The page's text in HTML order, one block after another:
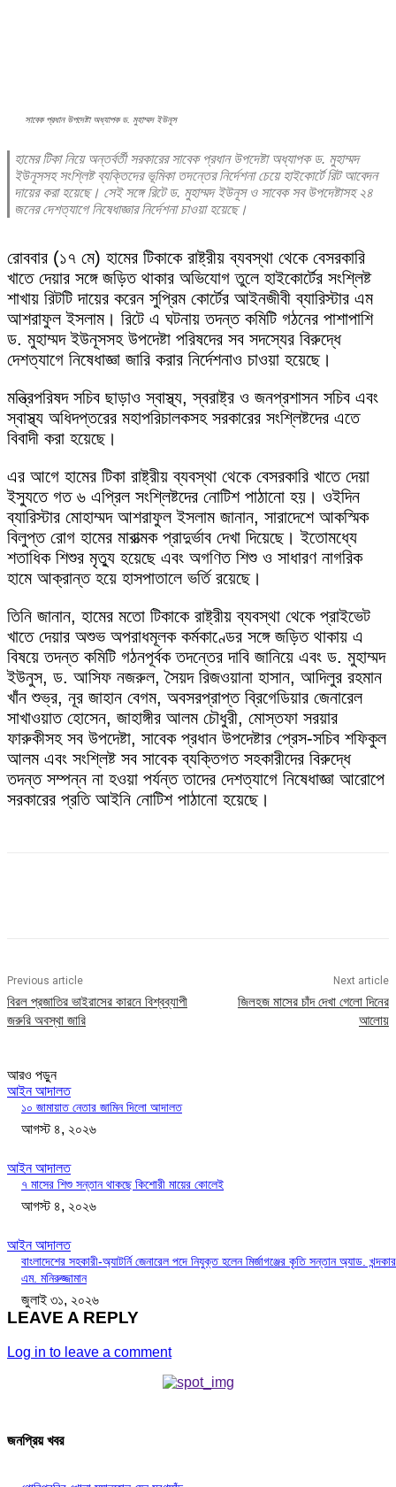
সাবেক প্রধান উপদেষ্টা অধ্যাপক ড. মুহাম্মদ ইউনূস
হামের টিকা নিয়ে অন্তর্বর্তী সরকারের সাবেক প্রধান উপদেষ্টা অধ্যাপক ড. মুহাম্মদ
ইউনূসসহ সংশ্লিষ্ট ব্যক্তিদের ভূমিকা তদন্তের নির্দেশনা চেয়ে হাইকোর্টে রিট আবেদন
দায়ের করা হয়েছে। সেই সঙ্গে রিটে ড. মুহাম্মদ ইউনূস ও সাবেক সব উপদেষ্টাসহ ২৪
জনের দেশত্যাগে নিষেধাজ্ঞার নির্দেশনা চাওয়া হয়েছে।
রোববার (১৭ মে) হামের টিকাকে রাষ্ট্রীয় ব্যবস্থা থেকে বেসরকারি
খাতে দেয়ার সঙ্গে জড়িত থাকার অভিযোগ তুলে হাইকোর্টের সংশ্লিষ্ট
শাখায় রিটটি দায়ের করেন সুপ্রিম কোর্টের আইনজীবী ব্যারিস্টার এম
আশরাফুল ইসলাম। রিটে এ ঘটনায় তদন্ত কমিটি গঠনের পাশাপাশি
ড. মুহাম্মদ ইউনূসসহ উপদেষ্টা পরিষদের সব সদস্যের বিরুদ্ধে
দেশত্যাগে নিষেধাজ্ঞা জারি করার নির্দেশনাও চাওয়া হয়েছে।
মন্ত্রিপরিষদ সচিব ছাড়াও স্বাস্থ্য, স্বরাষ্ট্র ও জনপ্রশাসন সচিব এবং
স্বাস্থ্য অধিদপ্তরের মহাপরিচালকসহ সরকারের সংশ্লিষ্টদের এতে
বিবাদী করা হয়েছে।
এর আগে হামের টিকা রাষ্ট্রীয় ব্যবস্থা থেকে বেসরকারি খাতে দেয়া
ইস্যুতে গত ৬ এপ্রিল সংশ্লিষ্টদের নোটিশ পাঠানো হয়। ওইদিন
ব্যারিস্টার মোহাম্মদ আশরাফুল ইসলাম জানান, সারাদেশে আকস্মিক
বিলুপ্ত রোগ হামের মারাত্মক প্রাদুর্ভাব দেখা দিয়েছে। ইতোমধ্যে
শতাধিক শিশুর মৃত্যু হয়েছে এবং অগণিত শিশু ও সাধারণ নাগরিক
হামে আক্রান্ত হয়ে হাসপাতালে ভর্তি রয়েছে।
তিনি জানান, হামের মতো টিকাকে রাষ্ট্রীয় ব্যবস্থা থেকে প্রাইভেট
খাতে দেয়ার অশুভ অপরাধমূলক কর্মকাণ্ডের সঙ্গে জড়িত থাকায় এ
বিষয়ে তদন্ত কমিটি গঠনপূর্বক তদন্তের দাবি জানিয়ে এবং ড. মুহাম্মদ
ইউনুস, ড. আসিফ নজরুল, সৈয়দ রিজওয়ানা হাসান, আদিলুর রহমান
খাঁন শুভ্র, নূর জাহান বেগম, অবসরপ্রাপ্ত ব্রিগেডিয়ার জেনারেল
সাখাওয়াত হোসেন, জাহাঙ্গীর আলম চৌধুরী, মোস্তফা সরয়ার
ফারুকীসহ সব উপদেষ্টা, সাবেক প্রধান উপদেষ্টার প্রেস-সচিব শফিকুল
আলম এবং সংশ্লিষ্ট সব সাবেক ব্যক্তিগত সহকারীদের বিরুদ্ধে
তদন্ত সম্পন্ন না হওয়া পর্যন্ত তাদের দেশত্যাগে নিষেধাজ্ঞা আরোপে
সরকারের প্রতি আইনি নোটিশ পাঠানো হয়েছে।
Previous article
বিরল প্রজাতির ভাইরাসের কারনে বিশ্বব্যাপী
জরুরি অবস্থা জারি
Next article
জিলহজ মাসের চাঁদ দেখা গেলো দিনের
আলোয়
আরও পড়ুন
আইন আদালত
১০ জামায়াত নেতার জামিন দিলো আদালত
আগস্ট ৪, ২০২৬
আইন আদালত
৭ মাসের শিশু সন্তান থাকছে কিশোরী মায়ের কোলেই
আগস্ট ৪, ২০২৬
আইন আদালত
বাংলাদেশের সহকারী-অ্যাটর্নি জেনারেল পদে নিযুক্ত হলেন মির্জাগঞ্জের কৃতি সন্তান অ্যাড. খন্দকার
এম. মনিরুজ্জামান
জুলাই ৩১, ২০২৬
LEAVE A REPLY
Log in to leave a comment
জনপ্রিয় খবর